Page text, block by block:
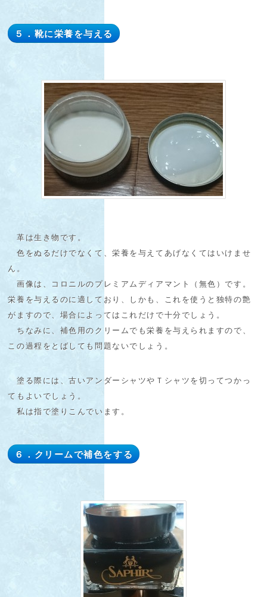
５．靴に栄養を与える
革は生き物です。
色をぬるだけでなくて、栄養を与えてあげなくてはいけませ
ん。
画像は、コロニルのプレミアムディアマント（無色）です。
栄養を与えるのに適しており、しかも、これを使うと独特の艶
がますので、場合によってはこれだけで十分でしょう。
ちなみに、補色用のクリームでも栄養を与えられますので、
この過程をとばしても問題ないでしょう。
塗る際には、古いアンダーシャツやＴシャツを切ってつかっ
てもよいでしょう。
私は指で塗りこんでいます。
６．クリームで補色をする